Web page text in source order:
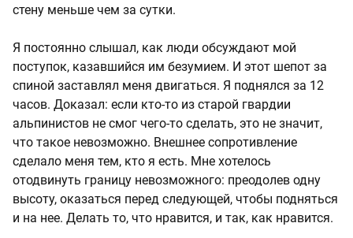
стену меньше чем за сутки.
Я постоянно слышал, как люди обсуждают мой
поступок, казавшийся им безумием. И этот шепот за
спиной заставлял меня двигаться. Я поднялся за 12
часов. Доказал: если кто-то из старой гвардии
альпинистов не смог чего-то сделать, это не значит,
что такое невозможно. Внешнее сопротивление
сделало меня тем, кто я есть. Мне хотелось
отодвинуть границу невозможного: преодолев одну
высоту, оказаться перед следующей, чтобы подняться
и на нее. Делать то, что нравится, и так, как нравится.